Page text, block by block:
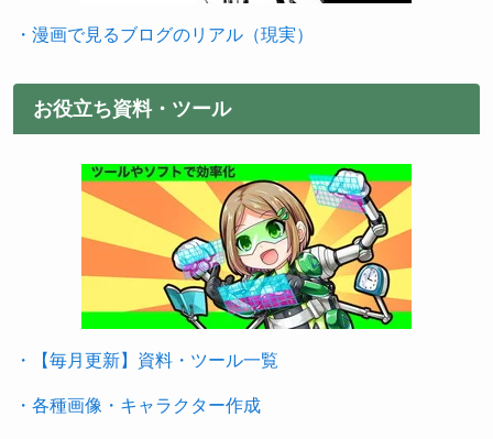
・漫画で見るブログのリアル（現実）
お役立ち資料・ツール
・【毎月更新】資料・ツール一覧
・各種画像・キャラクター作成